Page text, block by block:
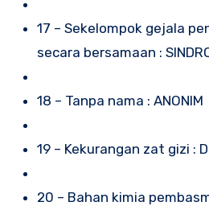
17 – Sekelompok gejala
secara bersamaan :
18 – Tanpa nama : ANONIM
19 – Kekurangan zat gizi :
20 – Bahan kimia